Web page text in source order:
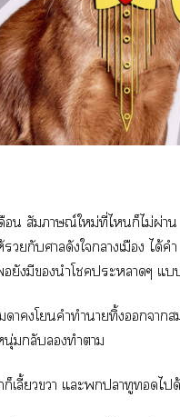
ดือน สัมภาษณ์ใหม่ที่ไก็ไม่ผ่าน
กับาดังใาเมือง ได้คำ
ยังมีนำโะาๆ แ
าโคำทำาทิ้งา
นุ่มกลับทำา
ก็เลี้ยวา แะาทูไ